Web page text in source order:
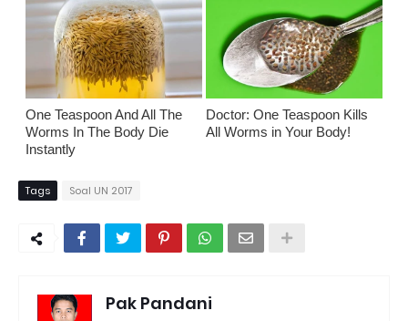
One Teaspoon And All The
Worms In The Body Die
Instantly
Doctor: One Teaspoon Kills
All Worms in Your Body!
Tags Soal UN 2017
Pak Pandani